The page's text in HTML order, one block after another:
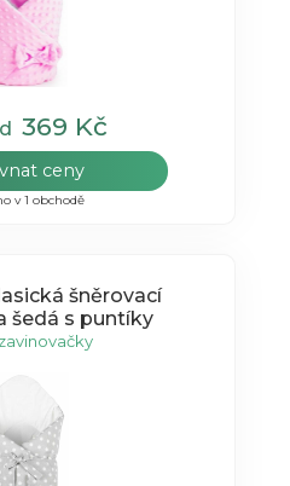
369 Kč
ceny
v 1 obchodě
šněrovací
šedá s puntíky